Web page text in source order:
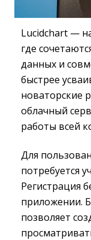
Lucidchart —
где
данных и
быстрее
новаторские
облачный
работы всей
Для
потребуется
Регистрация
приложении.
позволяет